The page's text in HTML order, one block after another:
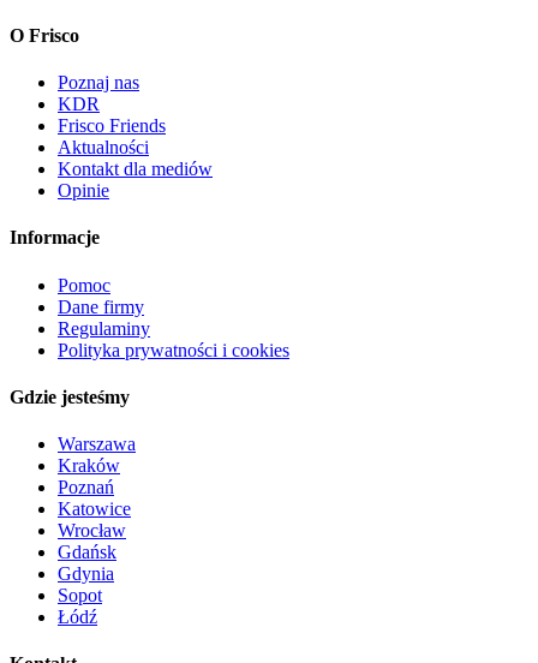
O Frisco
Poznaj nas
KDR
Frisco Friends
Aktualności
Kontakt dla mediów
Opinie
Informacje
Pomoc
Dane firmy
Regulaminy
Polityka prywatności i cookies
Gdzie jesteśmy
Warszawa
Kraków
Poznań
Katowice
Wrocław
Gdańsk
Gdynia
Sopot
Łódź